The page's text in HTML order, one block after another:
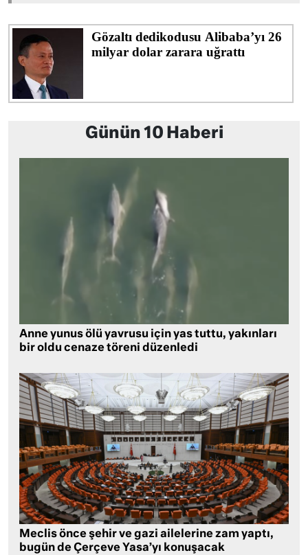
Günün 10 Haberi
Anne yunus ölü yavrusu için yas tuttu, yakınları
bir oldu cenaze töreni düzenledi
Meclis önce şehir ve gazi ailelerine zam yaptı,
bugün de Çerçeve Yasa’yı konuşacak